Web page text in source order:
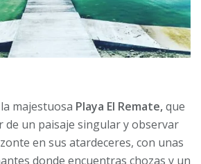
majestuosa Playa El Remate,que
un paisaje singular y observar
en sus atardeceres, con unas
donde encuentras chozas y un